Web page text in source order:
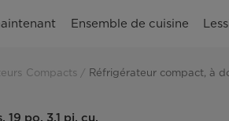
Ensemble de cuisine
Compacts Réfrigérateur compact, à